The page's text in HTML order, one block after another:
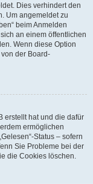
Dies verhindert den
Um angemeldet zu
beim Anmelden
an einem öffentlichen
Wenn diese Option
der Board-
erstellt hat und die dafür
ermöglichen
Status – sofern
Sie Probleme bei der
die Cookies löschen.